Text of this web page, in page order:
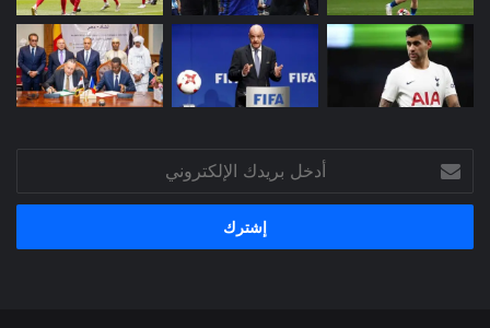
بريدك
الإلكتروني